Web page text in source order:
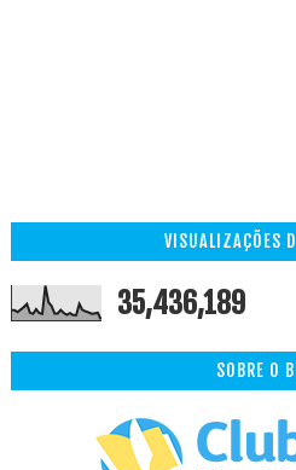
VISUALIZAÇÕES
35,436,189
SOBRE O